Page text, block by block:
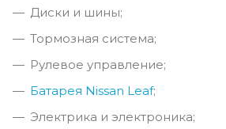
Диски и шины;
Тормозная система;
Рулевое управление;
Батарея Nissan Leaf;
Электрика и электроника;